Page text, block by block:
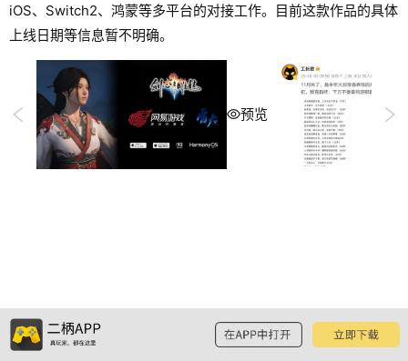
iOS、Switch2、鸿蒙等多平台的对接工作。目前这款作品的具体
上线日期等信息暂不明确。
预览